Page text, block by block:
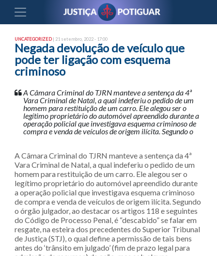
UNCATEGORIZED| 21 setembro, 2022 - 17:00
Negada devolução de veículo que
pode ter ligação com esquema
criminoso
A Câmara Criminal do TJRN manteve a sentença da 4ª
Vara Criminal de Natal, a qual indeferiu o pedido de um
homem para restituição de um carro. Ele alegou ser o
legítimo proprietário do automóvel apreendido durante a
operação policial que investigava esquema criminoso de
compra e venda de veículos de origem ilícita. Segundo o
A Câmara Criminal do TJRN manteve a sentença da 4ª
Vara Criminal de Natal, a qual indeferiu o pedido de um
homem para restituição de um carro. Ele alegou ser o
legítimo proprietário do automóvel apreendido durante
a operação policial que investigava esquema criminoso
de compra e venda de veículos de origem ilícita. Segundo
o órgão julgador, ao destacar os artigos 118 e seguintes
do Código de Processo Penal, é “descabido” se falar em
resgate, na esteira dos precedentes do Superior Tribunal
de Justiça (STJ), o qual define a permissão de tais bens
antes do ‘trânsito em julgado’ (fim de prazo legal para